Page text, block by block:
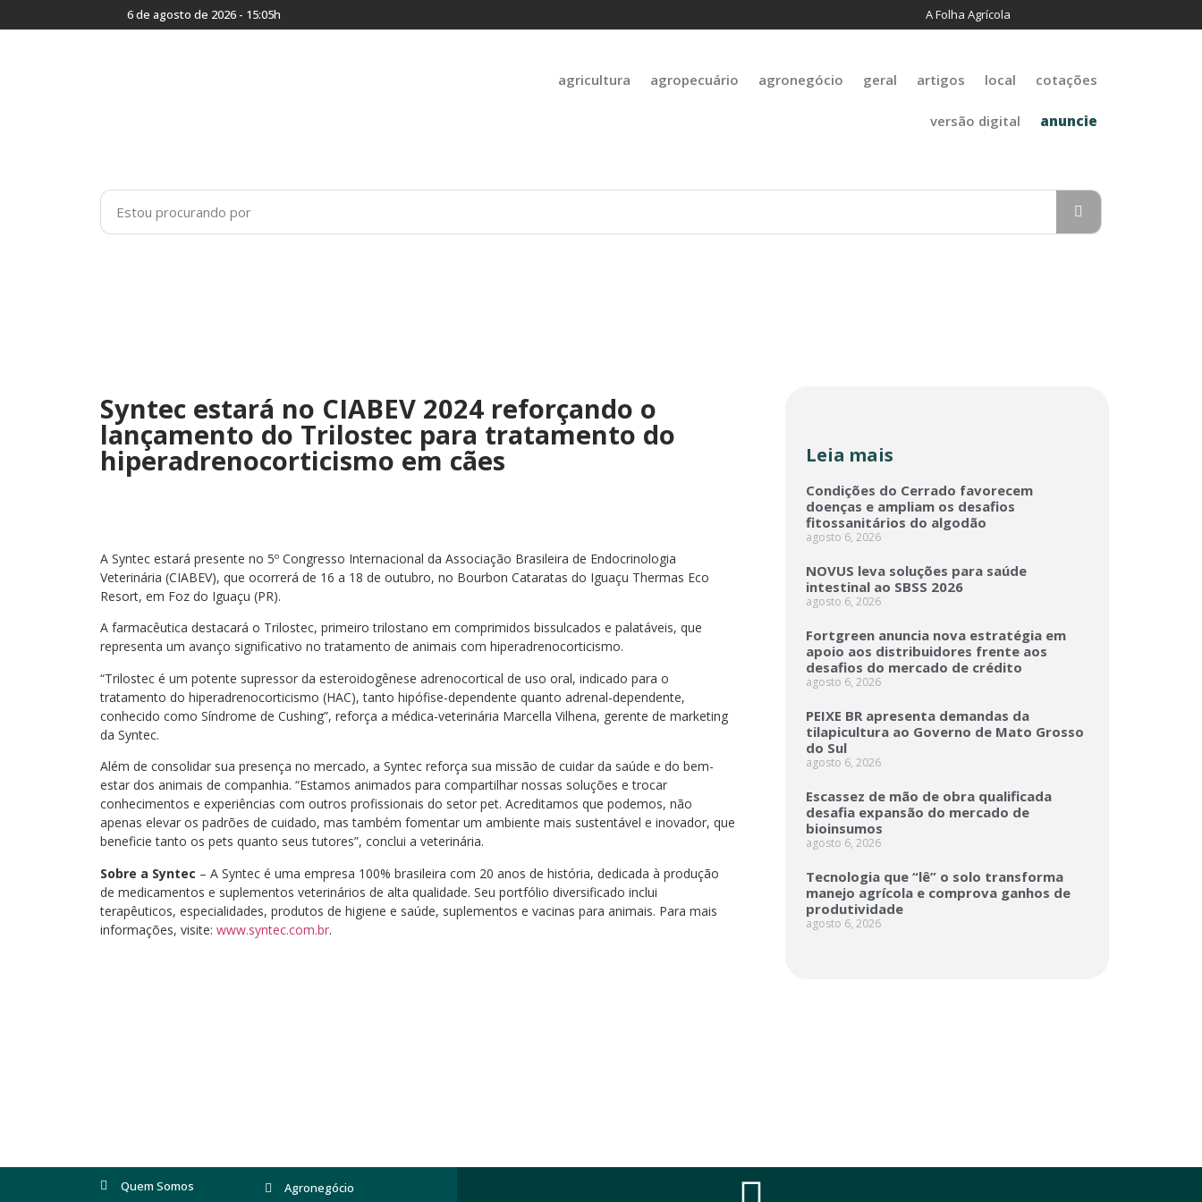
6 de agosto de 2026 - 15:05h A Folha Agrícola
agricultura agropecuário agronegócio geral artigos local cotações
versão digital anuncie
Syntec estará no CIABEV 2024 reforçando o
lançamento do Trilostec para tratamento do
hiperadrenocorticismo em cães
A Syntec estará presente no 5º Congresso Internacional da Associação Brasileira de Endocrinologia
Veterinária (CIABEV), que ocorrerá de 16 a 18 de outubro, no Bourbon Cataratas do Iguaçu Thermas Eco
Resort, em Foz do Iguaçu (PR).
A farmacêutica destacará o Trilostec, primeiro trilostano em comprimidos bissulcados e palatáveis, que
representa um avanço significativo no tratamento de animais com hiperadrenocorticismo.
“Trilostec é um potente supressor da esteroidogênese adrenocortical de uso oral, indicado para o
tratamento do hiperadrenocorticismo (HAC), tanto hipófise-dependente quanto adrenal-dependente,
conhecido como Síndrome de Cushing”, reforça a médica-veterinária Marcella Vilhena, gerente de marketing
da Syntec.
Além de consolidar sua presença no mercado, a Syntec reforça sua missão de cuidar da saúde e do bem-
estar dos animais de companhia. “Estamos animados para compartilhar nossas soluções e trocar
conhecimentos e experiências com outros profissionais do setor pet. Acreditamos que podemos, não
apenas elevar os padrões de cuidado, mas também fomentar um ambiente mais sustentável e inovador, que
beneficie tanto os pets quanto seus tutores”, conclui a veterinária.
Sobre a Syntec – A Syntec é uma empresa 100% brasileira com 20 anos de história, dedicada à produção
de medicamentos e suplementos veterinários de alta qualidade. Seu portfólio diversificado inclui
terapêuticos, especialidades, produtos de higiene e saúde, suplementos e vacinas para animais. Para mais
informações, visite: www.syntec.com.br.
Leia mais
Condições do Cerrado favorecem
doenças e ampliam os desafios
fitossanitários do algodão
agosto 6, 2026
NOVUS leva soluções para saúde
intestinal ao SBSS 2026
agosto 6, 2026
Fortgreen anuncia nova estratégia em
apoio aos distribuidores frente aos
desafios do mercado de crédito
agosto 6, 2026
PEIXE BR apresenta demandas da
tilapicultura ao Governo de Mato Grosso
do Sul
agosto 6, 2026
Escassez de mão de obra qualificada
desafia expansão do mercado de
bioinsumos
agosto 6, 2026
Tecnologia que “lê” o solo transforma
manejo agrícola e comprova ganhos de
produtividade
agosto 6, 2026
Quem Somos
Agronegócio